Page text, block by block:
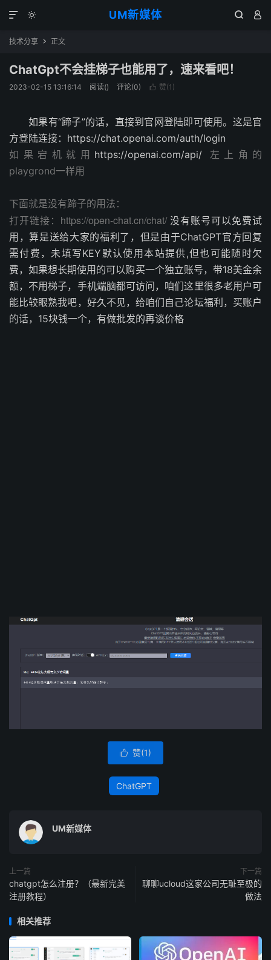
UM新媒体
  

技术分享  正文
ChatGpt不会挂梯子也能用了，速来看吧！
2023-02-15 13:16:14 阅读() 评论(0)  赞(1 )
如果有“蹄子”的话，直接到官网登陆即可使用。这是官
方登陆连接： https://chat.openai.com/auth/login
如果宕机就用 https://openai.com/api/ 左上角的
playgrond一样用
下面就是没有蹄子的用法：
打开链接：https://open-chat.cn/chat/ 没有账号可以免费试
用，算是送给大家的福利了，但是由于ChatGPT官方回复
需付费，未填写KEY默认使用本站提供,但也可能随时欠
费，如果想长期使用的可以购买一个独立账号，带18美金余
额，不用梯子，手机端脑都可访问，咱们这里很多老用户可
能比较眼熟我吧，好久不见，给咱们自己论坛福利，买账户
的话，15块钱一个，有做批发的再谈价格
 赞(1)
ChatGPT
UM新媒体
上一篇
chatgpt怎么注册？（最新完美
注册教程）
下一篇
聊聊ucloud这家公司无耻至极的
做法
相关推荐